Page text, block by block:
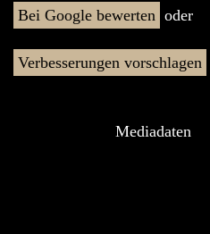
Bei Google bewerten oder
Verbesserungen vorschlagen
Mediadaten